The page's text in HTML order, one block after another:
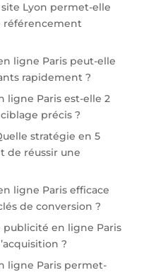
Lyon permet-elle
référencement
ligne Paris peut-elle
rapidement ?
ligne Paris est-elle 2
précis ?
stratégie en 5
de réussir une
ligne Paris efficace
de conversion ?
publicité en ligne Paris
?
ligne Paris permet-